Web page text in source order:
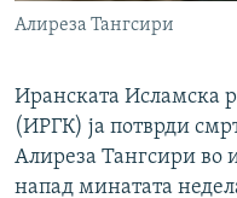
Алиреза Тангсири
Иранската Исламска
(ИРГК) ја потврди
Алиреза Тангсири во
напад минатата